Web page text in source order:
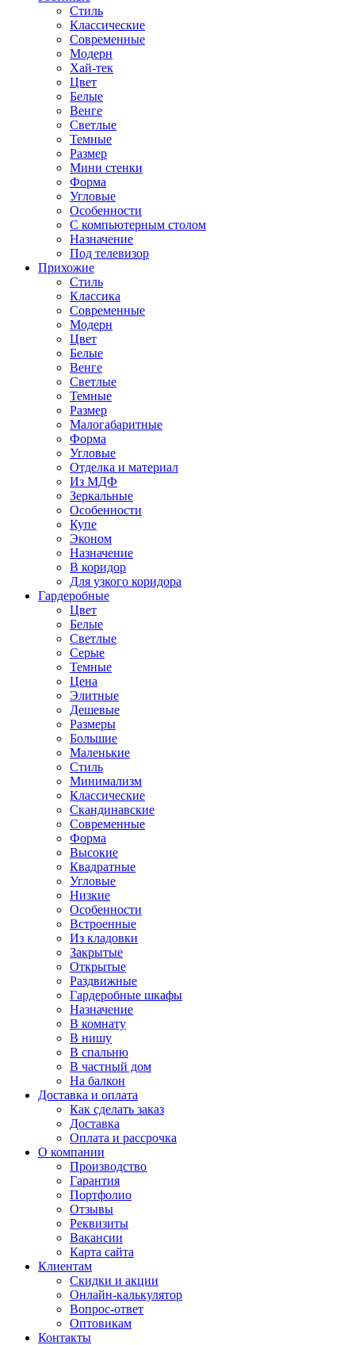
Стиль
Классические
Современные
Модерн
Хай-тек
Цвет
Белые
Венге
Светлые
Темные
Размер
Мини стенки
Форма
Угловые
Особенности
С компьютерным столом
Назначение
Под телевизор
Прихожие
Стиль
Классика
Современные
Модерн
Цвет
Белые
Венге
Светлые
Темные
Размер
Малогабаритные
Форма
Угловые
Отделка и материал
Из МДФ
Зеркальные
Особенности
Купе
Эконом
Назначение
В коридор
Для узкого коридора
Гардеробные
Цвет
Белые
Светлые
Серые
Темные
Цена
Элитные
Дешевые
Размеры
Большие
Маленькие
Стиль
Минимализм
Классические
Скандинавские
Современные
Форма
Высокие
Квадратные
Угловые
Низкие
Особенности
Встроенные
Из кладовки
Закрытые
Открытые
Раздвижные
Гардеробные шкафы
Назначение
В комнату
В нишу
В спальню
В частный дом
На балкон
Доставка и оплата
Как сделать заказ
Доставка
Оплата и рассрочка
О компании
Производство
Гарантия
Портфолио
Отзывы
Реквизиты
Вакансии
Карта сайта
Клиентам
Скидки и акции
Онлайн-калькулятор
Вопрос-ответ
Оптовикам
Контакты